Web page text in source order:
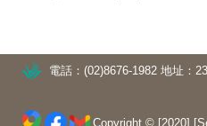
電話：(02)8676-1982 地址：
Copyright © [2020]